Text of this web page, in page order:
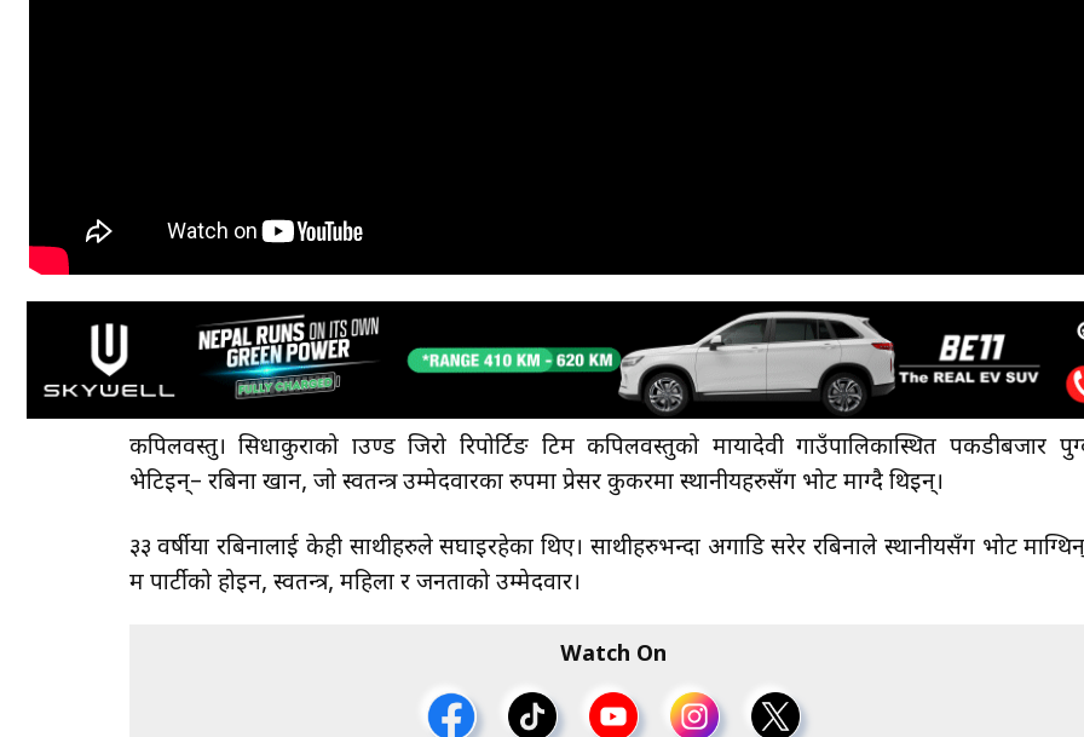
कपिलवस्तु। सिधाकुराको ग्राउण्ड जिरो रिपोर्टिङ टिम कपिलवस्तुको मायादेवी गाउँपालिकास्थित पकडीबजार
भेटिइन्– रबिना खान, जो स्वतन्त्र उम्मेदवारका रुपमा प्रेसर कुकरमा स्थानीयहरुसँग भोट माग्दै थिइन्।
३३ वर्षीया रबिनालाई केही साथीहरुले सघाइरहेका थिए। साथीहरुभन्दा अगाडि सरेर रबिनाले स्थानीयसँग भोट
म पार्टीको होइन, स्वतन्त्र, महिला र जनताको उम्मेदवार।
Watch On